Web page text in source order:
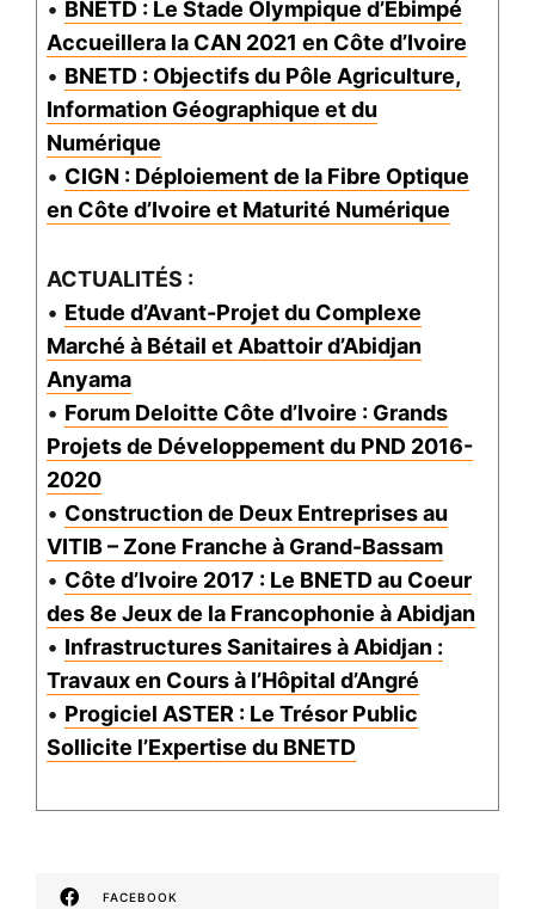
• BNETD : Le Stade Olympique d’Ebimpé
Accueillera la CAN 2021 en Côte d’Ivoire
• BNETD : Objectifs du Pôle Agriculture,
Information Géographique et du
Numérique
• CIGN : Déploiement de la Fibre Optique
en Côte d’Ivoire et Maturité Numérique
ACTUALITÉS :
• Etude d’Avant-Projet du Complexe
Marché à Bétail et Abattoir d’Abidjan
Anyama
• Forum Deloitte Côte d’Ivoire : Grands
Projets de Développement du PND 2016-
2020
• Construction de Deux Entreprises au
VITIB – Zone Franche à Grand-Bassam
• Côte d’Ivoire 2017 : Le BNETD au Coeur
des 8e Jeux de la Francophonie à Abidjan
• Infrastructures Sanitaires à Abidjan :
Travaux en Cours à l’Hôpital d’Angré
• Progiciel ASTER : Le Trésor Public
Sollicite l’Expertise du BNETD
FACEBOOK